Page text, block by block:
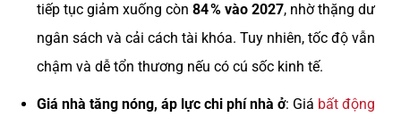
tiếp tục giảm xuống còn 84 % vào 2027, nhờ thặng dư
ngân sách và cải cách tài khóa. Tuy nhiên, tốc độ vẫn
chậm và dễ tổn thương nếu có cú sốc kinh tế.
Giá nhà tăng nóng, áp lực chi phí nhà ở: Giá bất động